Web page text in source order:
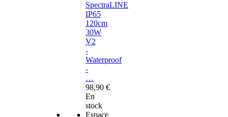
SpectraLINE
IP65
120cm
30W
V2
-
Waterproof
-
…
98,90 €
En
stock
Espace